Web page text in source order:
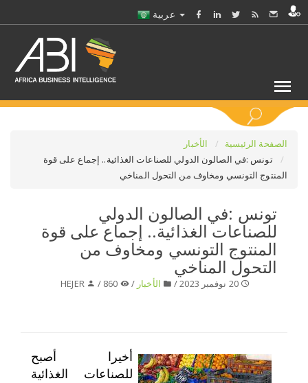
الصفحة الرئيسية
الأخبار
تونس :في الصالون الدولي للصناعات الغذائية.. إجماع على قوة
المنتوج التونسي ومخاوف من التحول المناخي
تونس :في الصالون الدولي
للصناعات الغذائية.. إجماع على قوة
المنتوج التونسي ومخاوف من
التحول المناخي
20 نوفمبر 2023 / الأخبار /
HEJER
أخيرا أصبح
للصناعات الغذائية